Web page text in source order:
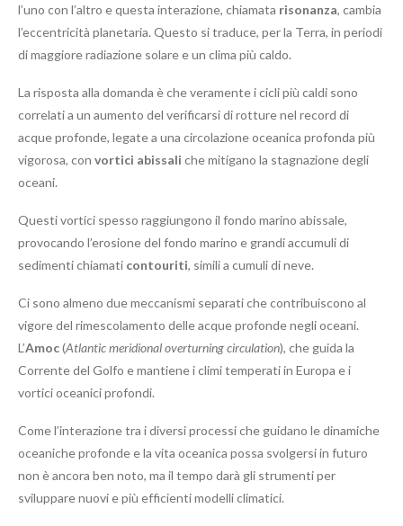
l’uno con l’altro e questa interazione, chiamata risonanza, cambia
l’eccentricità planetaria. Questo si traduce, per la Terra, in periodi
di maggiore radiazione solare e un clima più caldo.
La risposta alla domanda è che veramente i cicli più caldi sono
correlati a un aumento del verificarsi di rotture nel record di
acque profonde, legate a una circolazione oceanica profonda più
vigorosa, con vortici abissali che mitigano la stagnazione degli
oceani.
Questi vortici spesso raggiungono il fondo marino abissale,
provocando l’erosione del fondo marino e grandi accumuli di
sedimenti chiamati contouriti, simili a cumuli di neve.
Ci sono almeno due meccanismi separati che contribuiscono al
vigore del rimescolamento delle acque profonde negli oceani.
L’Amoc(Atlantic meridional overturning circulation), che guida la
Corrente del Golfo e mantiene i climi temperati in Europa e i
vortici oceanici profondi.
Come l’interazione tra i diversi processi che guidano le dinamiche
oceaniche profonde e la vita oceanica possa svolgersi in futuro
non è ancora ben noto, ma il tempo darà gli strumenti per
sviluppare nuovi e più efficienti modelli climatici.